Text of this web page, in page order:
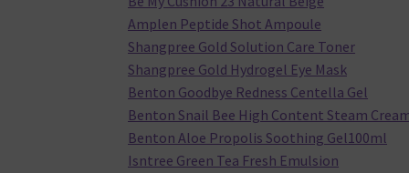
Amplen Peptide Shot Ampoule
Shangpree Gold Solution Care Toner
Shangpree Gold Hydrogel Eye Mask
Benton Goodbye Redness Centella Gel
Benton Snail Bee High Content Steam
Benton Aloe Propolis Soothing Gel100ml
Isntree Green Tea Fresh Emulsion